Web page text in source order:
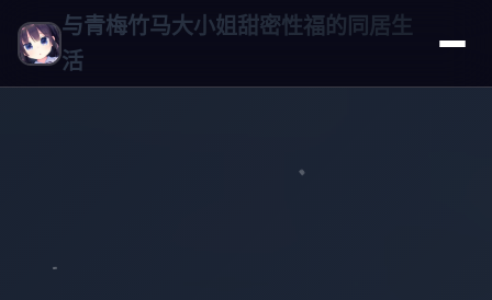
与青梅竹马大小姐甜密性福的同居生
活